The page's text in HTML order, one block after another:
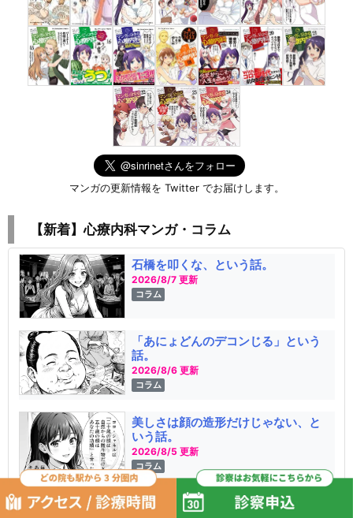
マンガの更新情報を Twitter でお届けします。
【新着】心療内科マンガ・コラム
石橋を叩くな、という話。
2026/8/7 更新
コラム
「あにょどんのデコンじる」という
話。
2026/8/6 更新
コラム
美しさは顔の造形だけじゃない、と
いう話。
2026/8/5 更新
コラム